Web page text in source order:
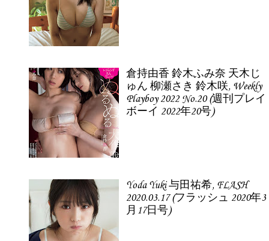
倉持由香 鈴木ふみ奈 天木じ
ゅん 柳瀬さき 鈴木咲, Weekly
Playboy 2022 No.20 (週刊プレイ
ボーイ 2022年20号)
Yoda Yuki 与田祐希, FLASH
2020.03.17 (フラッシュ 2020年3
月17日号)